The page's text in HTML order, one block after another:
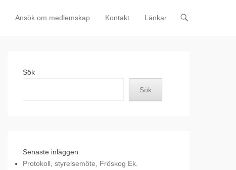
Ansök om medlemskap Kontakt Länkar
Sök
Sök
Senaste inläggen
Protokoll, styrelsemöte, Fröskog Ek.